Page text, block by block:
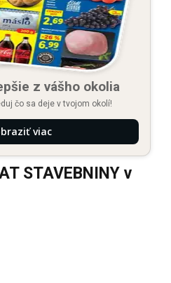
z vášho okolia
čo sa deje v tvojom okolí!
viac
STAVEBNINY v